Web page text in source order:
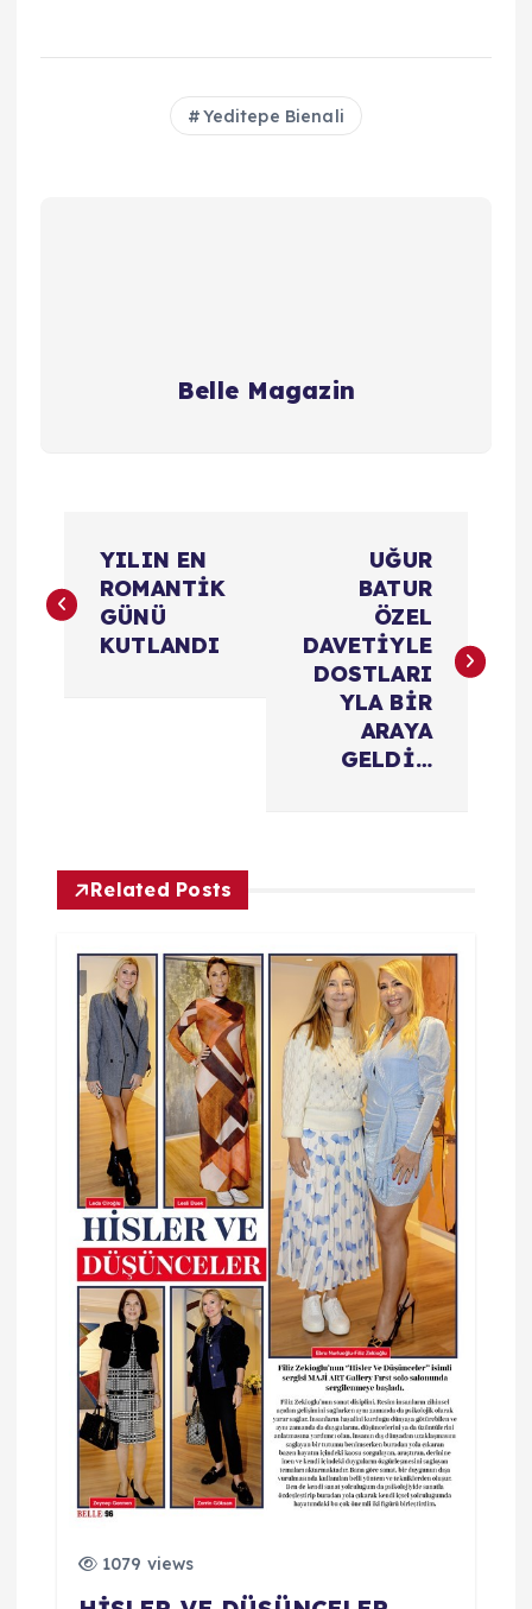
Yeditepe Bienali
Belle Magazin
a
m
YILIN EN
ROMANTİK
GÜNÜ
KUTLANDI
UĞUR
BATUR
ÖZEL
DAVETİYLE
DOSTLARI
YLA BİR
ARAYA
GELDİ…
Related Posts
1079 views